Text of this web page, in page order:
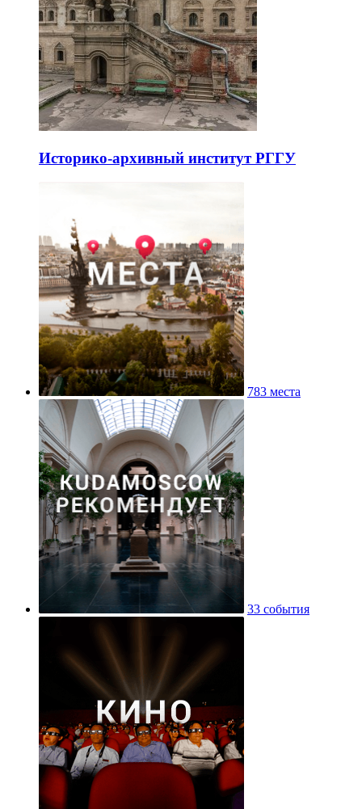
Историко-архивный институт РГГУ
783 места
33 события